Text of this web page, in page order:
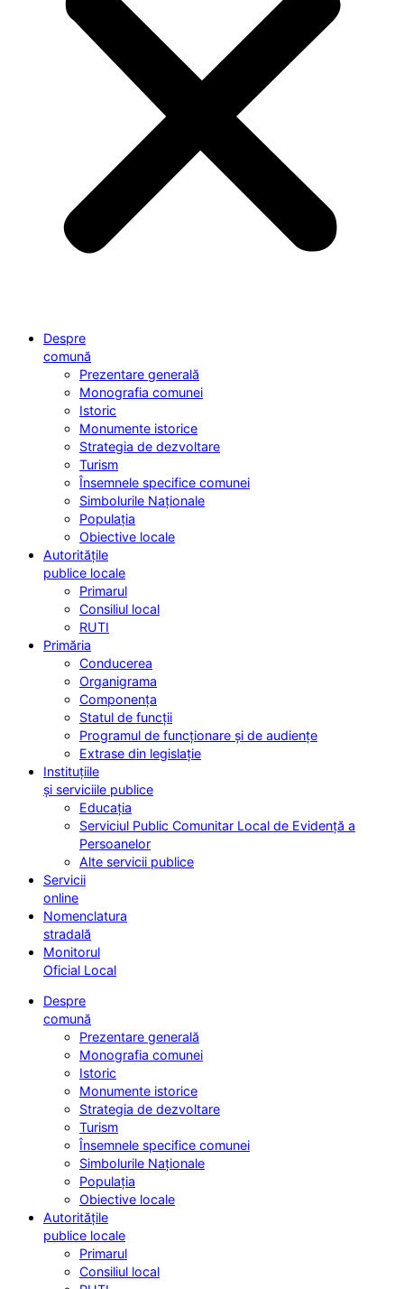
Despre
comună
Prezentare generală
Monografia comunei
Istoric
Monumente istorice
Strategia de dezvoltare
Turism
Însemnele specifice comunei
Simbolurile Naționale
Populația
Obiective locale
Autoritățile
publice locale
Primarul
Consiliul local
RUTI
Primăria
Conducerea
Organigrama
Componența
Statul de funcții
Programul de funcționare și de audiențe
Extrase din legislație
Instituțiile
și serviciile publice
Educația
Serviciul Public Comunitar Local de Evidență a
Persoanelor
Alte servicii publice
Servicii
online
Nomenclatura
stradală
Monitorul
Oficial Local
Despre
comună
Prezentare generală
Monografia comunei
Istoric
Monumente istorice
Strategia de dezvoltare
Turism
Însemnele specifice comunei
Simbolurile Naționale
Populația
Obiective locale
Autoritățile
publice locale
Primarul
Consiliul local